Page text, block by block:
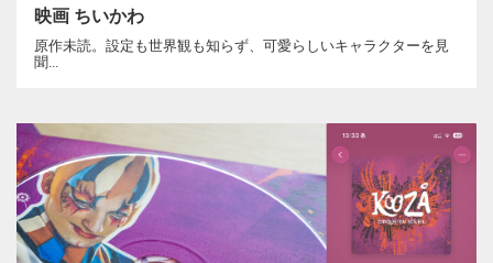
映画 ちいかわ
原作未読。設定も世界観も知らず、可愛らしいキャラクターを見
聞...